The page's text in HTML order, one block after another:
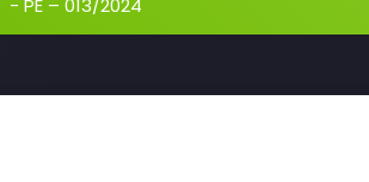
- PE – 013/2024